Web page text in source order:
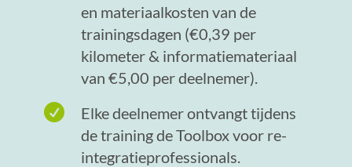
en materiaalkosten van de
trainingsdagen (€0,39 per
kilometer & informatiemateriaal
van €5,00 per deelnemer).

Elke deelnemer ontvangt tijdens
de training de Toolbox voor re-
integratieprofessionals.